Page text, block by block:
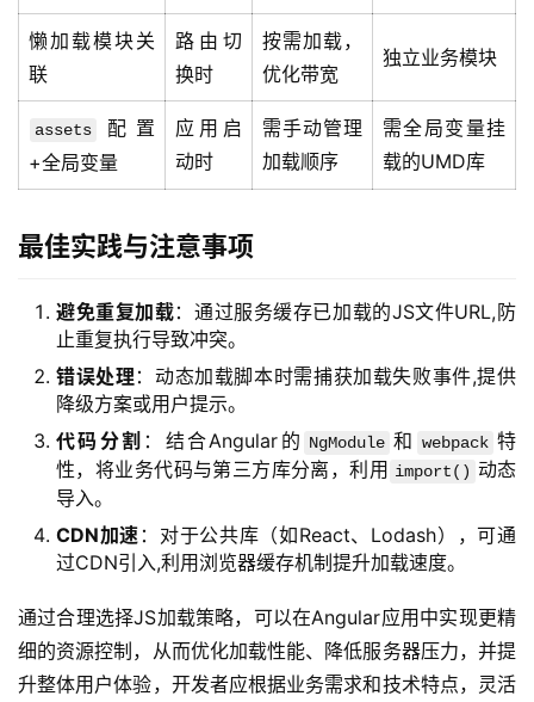
懒加载模块关
联
路由切
换时
按需加载，
优化带宽
独立业务模块
assets
配置
+全局变量
应用启
动时
需手动管理
加载顺序
需全局变量挂
载的UMD库
最佳实践与注意事项
避免重复加载：通过服务缓存已加载的JS文件URL,防
止重复执行导致冲突。
错误处理 ：动态加载脚本时需捕获加载失败事件,提供
降级方案或用户提示。
代码分割 ：结合Angular的 NgModule 和 webpack 特
性，将业务代码与第三方库分离，利用 import() 动态
导入。
CDN加速 ：对于公共库（如React、Lodash），可通
过CDN引入,利用浏览器缓存机制提升加载速度。
通过合理选择JS加载策略，可以在Angular应用中实现更精
细的资源控制，从而优化加载性能、降低服务器压力，并提
升整体用户体验，开发者应根据业务需求和技术特点，灵活